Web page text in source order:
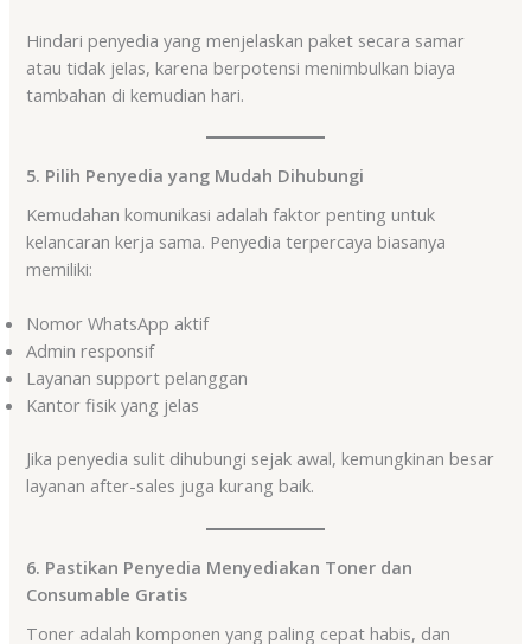
Hindari penyedia yang menjelaskan paket secara samar
atau tidak jelas, karena berpotensi menimbulkan biaya
tambahan di kemudian hari.
5. Pilih Penyedia yang Mudah Dihubungi
Kemudahan komunikasi adalah faktor penting untuk
kelancaran kerja sama. Penyedia terpercaya biasanya
memiliki:
Nomor WhatsApp aktif
Admin responsif
Layanan support pelanggan
Kantor fisik yang jelas
Jika penyedia sulit dihubungi sejak awal, kemungkinan besar
layanan after-sales juga kurang baik.
6. Pastikan Penyedia Menyediakan Toner dan
Consumable Gratis
Toner adalah komponen yang paling cepat habis, dan